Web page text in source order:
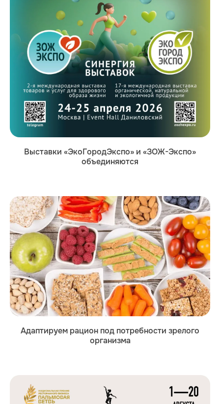
Выставки «ЭкоГородЭкспо» и «ЗОЖ-Экспо»
объединяются
Адаптируем рацион под потребности зрелого
организма